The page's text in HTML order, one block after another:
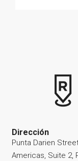
Dirección
Punta Darien
Americas, Suite 2,